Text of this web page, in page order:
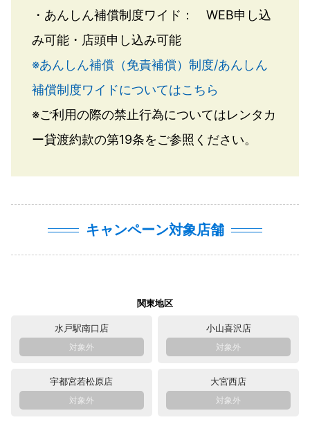
・あんしん補償制度ワイド： WEB申し込
み可能・店頭申し込み可能
※あんしん補償（免責補償）制度/あんしん
補償制度ワイドについてはこちら
※ご利用の際の禁止行為についてはレンタカ
ー貸渡約款の第19条をご参照ください。
キャンペーン対象店舗
関東地区
水戸駅南口店 小山喜沢店
宇都宮若松原店 大宮西店